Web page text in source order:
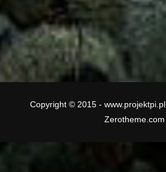
Copyright © 2015 - www.projektpi.pl
Zerotheme.com